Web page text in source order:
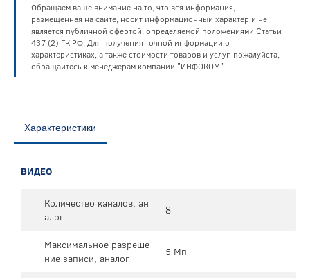
Обращаем ваше внимание на то, что вся информация,
размещенная на сайте, носит информационный характер и не
является публичной офертой, определяемой положениями Статьи
437 (2) ГК РФ. Для получения точной информации о
характеристиках, а также стоимости товаров и услуг, пожалуйста,
обращайтесь к менеджерам компании "ИНФОКОМ".
Характеристики
ВИДЕО
Количество каналов, ан
алог
8
Максимальное разреше
ние записи, аналог
5 Мп